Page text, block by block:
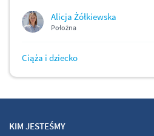
Alicja Żółkiewska
Położna
Ciąża i dziecko
KIM JESTEŚMY